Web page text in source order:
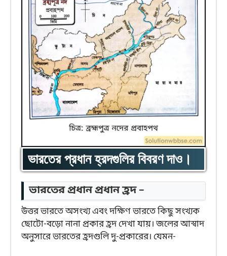
ভারতের প্রধান হ্রদগুলির বিবরণ দাও।
ভারতের প্রধান প্রধান হ্রদ –
উত্তর ভারতে অসংখ্য এবং দক্ষিণ ভারতে কিছু সংখ্যক
ছোটো-বড়ো নানা প্রকার হ্রদ দেখা যায়। জলের আস্বাদ
অনুসারে ভারতের হ্রদগুলি দু-প্রকারের। যেমন-